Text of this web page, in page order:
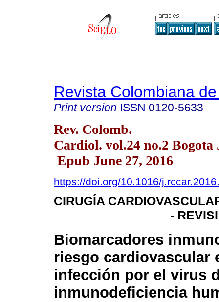
Revista Colombiana
Print version ISSN 0120-5633
Rev. Colomb.
Cardiol. vol.24 no.2 Bogota
Epub June 27, 2016
https://doi.org/10.1016/
CIRUGÍA
-
Biomarcadores
riesgo cardiovascular
infección por el virus
inmunodeficiencia